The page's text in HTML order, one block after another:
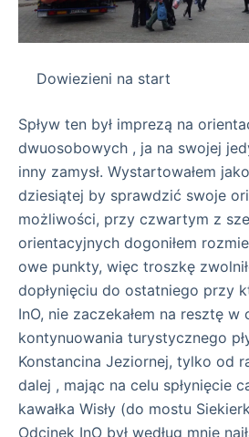
Dowiezieni na start
Spływ ten był imprezą na
dwuosobowych , ja na swojej
inny zamysł. Wystartowałem
dziesiątej by sprawdzić swoje
możliwości, przy czwartym z
orientacyjnych dogoniłem
owe punkty, więc troszkę
dopłynięciu do ostatniego przy
InO, nie zaczekałem na resztę w
kontynuowania turystycznego
Konstancina Jeziornej, tylko od
dalej , mając na celu spłynięcie
kawałka Wisły (do mostu
Odcinek InO był według mnie